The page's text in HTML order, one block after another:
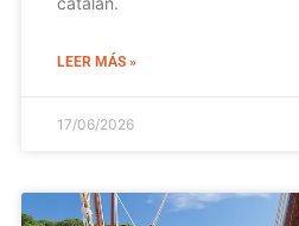
LEER MÁS »
17/06/2026